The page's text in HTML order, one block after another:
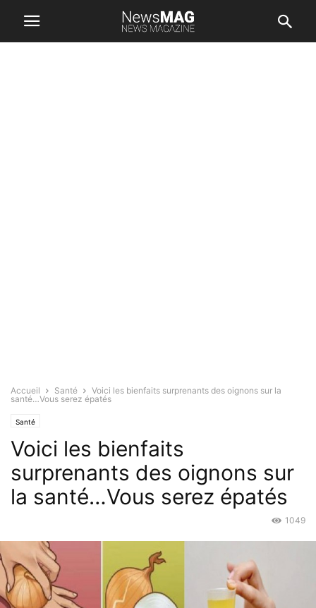
Accueil Santé
Voici les bienfaits surprenants des oignons sur la
santé…Vous serez épatés
Santé
Voici les bienfaits
surprenants des oignons sur
la santé…Vous serez épatés
1049